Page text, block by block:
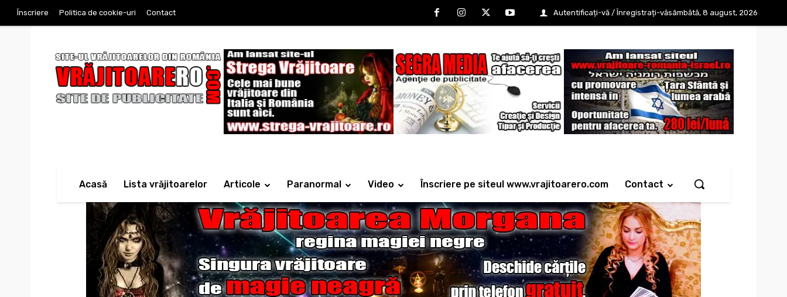
sâmbătă, 8 august, 2026
Înscriere Politica de cookie-uri Contact Autentificați-vă / Înregistrați-vă
Acasă Lista vrăjitoarelor Articole Paranormal Video Înscriere pe siteul www.vrajitoarero.com Contact